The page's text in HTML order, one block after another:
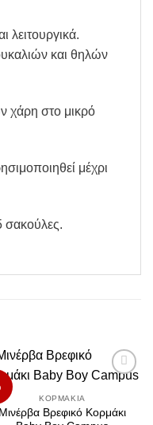
λειτουργικά.
και θηλών
χάρη στο μικρό
μέχρι
σακούλες.
ΚΟΡΜΆΚΙΑ
Μινέρβα Βρεφικό Κορμάκι